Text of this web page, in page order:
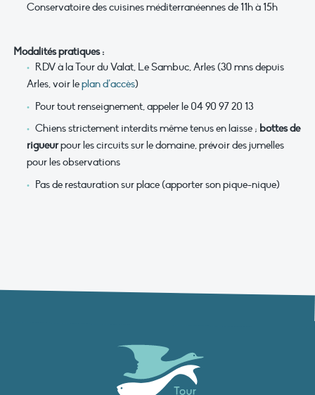
Conservatoire des cuisines méditerranéennes de 11h à 15h
Modalités pratiques :
RDV à la Tour du Valat, Le Sambuc, Arles (30 mns depuis
Arles, voir leplan d’accès)
Pour tout renseignement, appeler le 04 90 97 20 13
Chiens strictement interdits même tenus en laisse ; bottes de
rigueurpour les circuits sur le domaine, prévoir des jumelles
pour les observations
Pas de restauration sur place (apporter son pique-nique)